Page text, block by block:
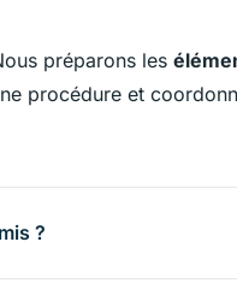
préparons les
procédure et
?